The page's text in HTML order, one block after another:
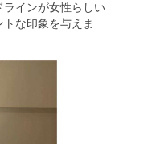
インが女性らしい
な印象を与えま